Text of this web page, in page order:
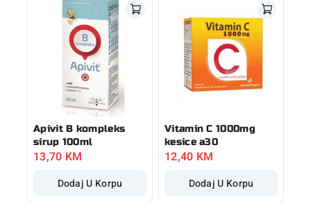
Apivit B kompleks
sirup 100ml
13,70 KM
Dodaj U Korpu
Vitamin C 1000mg
kesice a30
12,40 KM
Dodaj U Korpu